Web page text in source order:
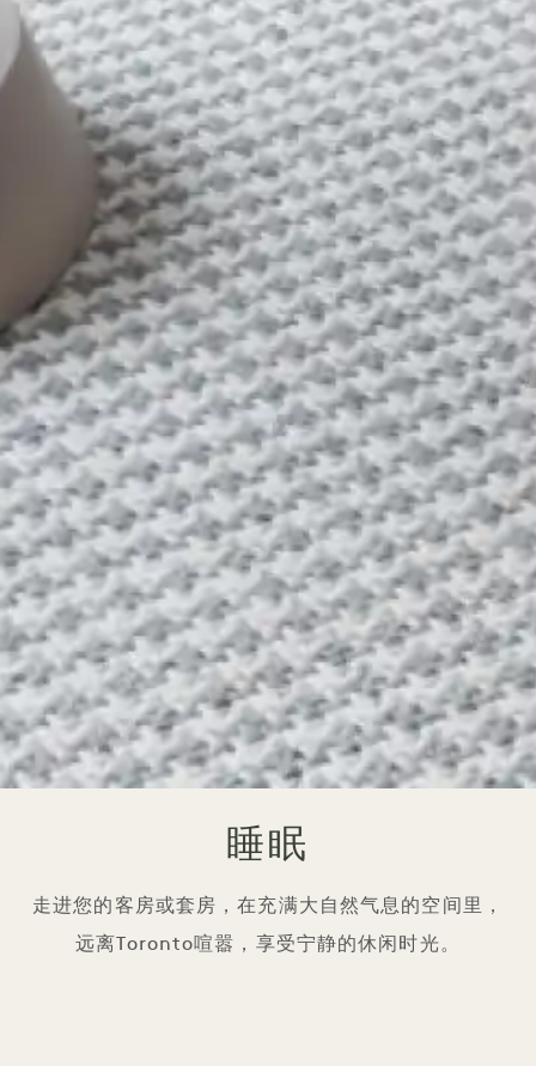
睡眠
走进您的客房或套房，在充满大自然气息的空间里，
远离Toronto喧嚣，享受宁静的休闲时光。